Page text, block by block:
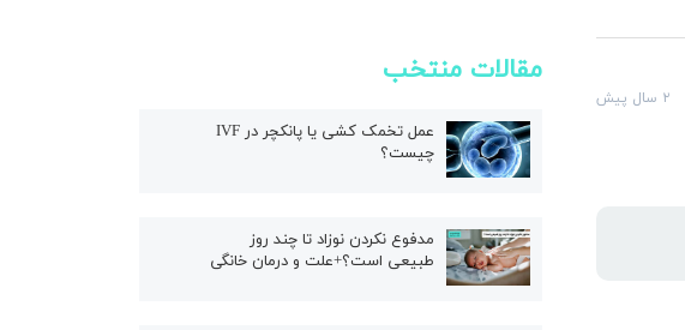
۲ سال پیش
مقالات منتخب
عمل تخمک کشی یا پانکچر در IVF
چیست؟
مدفوع نکردن نوزاد تا چند روز
طبیعی است؟+علت و درمان خانگی